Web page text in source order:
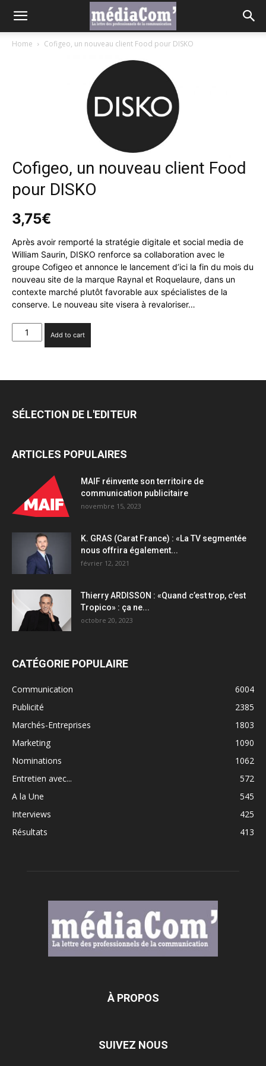
Home Cofigeo, un nouveau client Food pour DISKO
Cofigeo, un nouveau client Food
pour DISKO
3,75€
Après avoir remporté la stratégie digitale et social media de
William Saurin, DISKO renforce sa collaboration avec le
groupe Cofigeo et annonce le lancement d’ici la fin du mois du
nouveau site de la marque Raynal et Roquelaure, dans un
contexte marché plutôt favorable aux spécialistes de la
conserve. Le nouveau site visera à revaloriser…
Cofigeo,
un
Food
quantity
Add to cart
SÉLECTION DE L'EDITEUR
ARTICLES POPULAIRES
MAIF réinvente son territoire de
communication publicitaire
novembre 15, 2023
K. GRAS (Carat France) : «La TV segmentée
nous offrira également...
février 12, 2021
Thierry ARDISSON : «Quand c’est trop, c’est
Tropico» : ça ne...
octobre 20, 2023
CATÉGORIE POPULAIRE
Communication
6004
Publicité
2385
Marchés-Entreprises
1803
Marketing
1090
Nominations
1062
Entretien avec...
572
A la Une
545
Interviews
425
Résultats
413
À PROPOS
SUIVEZ NOUS